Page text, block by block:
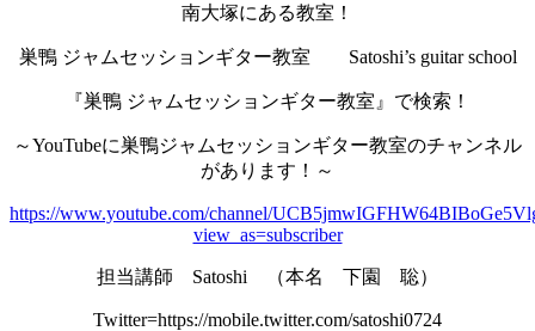
南大塚にある教室！
巣鴨 ジャムセッションギター教室 Satoshi’s guitar school
『巣鴨 ジャムセッションギター教室』で検索！
～YouTubeに巣鴨ジャムセッションギター教室のチャンネル
があります！～
https://www.youtube.com/channel/
view_as=subscriber
担当講師 Satoshi （本名 下園 聡）
Twitter=https://mobile.twitter.com/satoshi0724